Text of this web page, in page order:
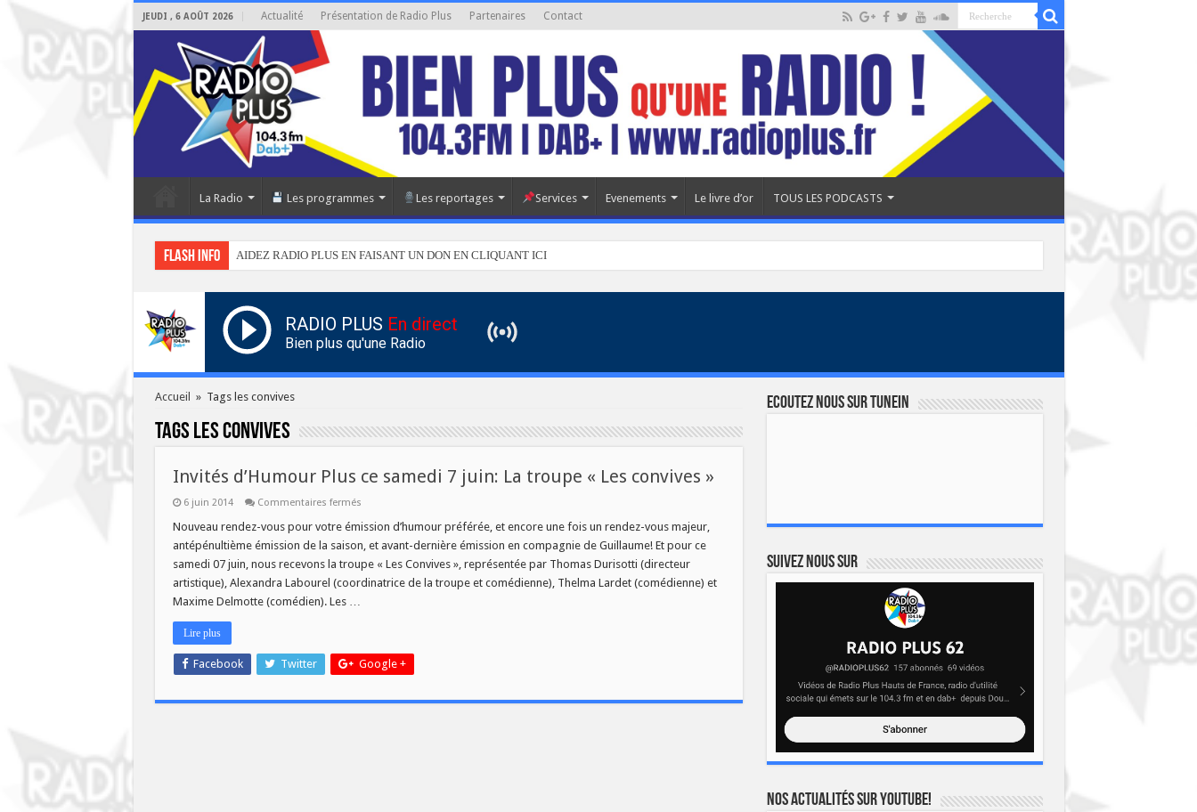
JEUDI , 6 AOÛT 2026 Actualité Présentation de Radio Plus Partenaires Contact
La Radio Les programmes Les reportages Services Evenements Le livre d’or TOUS LES PODCASTS
Flash info AIDEZ RADIO PLUS EN FAISANT UN DON EN CLIQUANT ICI
RADIO PLUS En direct
Bien plus qu'une Radio
Accueil » Tags les convives
Tags les convives
Invités d’Humour Plus ce samedi 7 juin: La troupe « Les convives »
6 juin 2014 Commentaires ferméssur
d’Humour
ce
samedi
7
juin:
Nouveau rendez-vous pour votre émission d’humour préférée, et encore une fois un rendez-vous majeur,
antépénultième émission de la saison, et avant-dernière émission en compagnie de Guillaume! Et pour ce
samedi 07 juin, nous recevons la troupe « Les Convives », représentée par Thomas Durisotti (directeur
artistique), Alexandra Labourel (coordinatrice de la troupe et comédienne), Thelma Lardet (comédienne) et
Maxime Delmotte (comédien). Les …
Lire plus
Facebook Twitter Google +
Ecoutez nous sur TuneIn
Suivez nous sur
Nos actualités sur YOUTUBE!